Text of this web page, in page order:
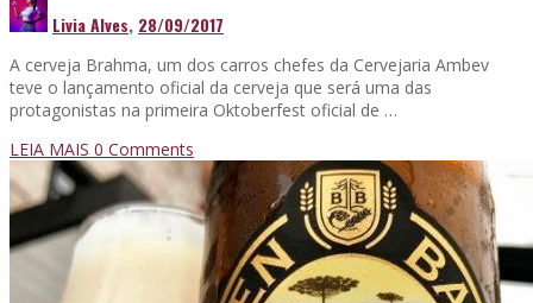
Livia Alves, 28/09/2017
A cerveja Brahma, um dos carros chefes da Cervejaria Ambev
teve o lançamento oficial da cerveja que será uma das
protagonistas na primeira Oktoberfest oficial de …
LEIA MAIS 0 Comments